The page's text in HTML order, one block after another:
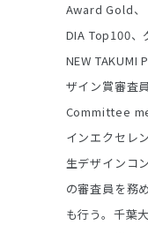
き方向をデザ
新たなモノ
りを介した
や発信の仕方
たかった自分
はずです。
Award Gold、
DIA Top100、
NEW TAKUMI
ザイン賞審査
Committee
インエクセレ
生デザインコ
の審査員を務
も行う。千葉